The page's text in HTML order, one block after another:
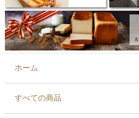
ホーム
すべての商品